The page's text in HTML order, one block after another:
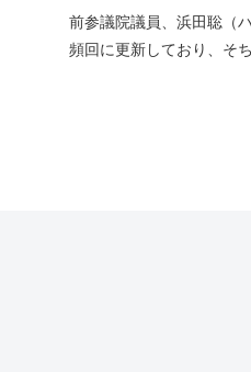
前参議院議員、浜田聡（
頻回に更新しており、そ